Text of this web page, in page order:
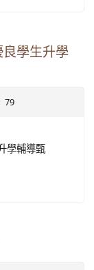
良學生升學
79
學輔導甄